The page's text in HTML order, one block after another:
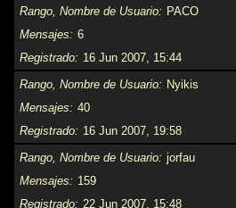
Rango, Nombre de Usuario
PACO
Mensajes
6
Registrado
16 Jun 2007, 15:44
Rango, Nombre de Usuario
Nyikis
Mensajes
40
Registrado
16 Jun 2007, 19:58
Rango, Nombre de Usuario jorfau
Mensajes
159
Registrado 22 Jun 2007, 15:48